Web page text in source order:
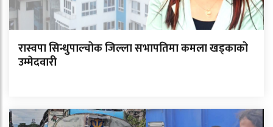
रास्वपा सिन्धुपाल्चोक जिल्ला सभापतिमा कमला खड्काको
उम्मेदवारी